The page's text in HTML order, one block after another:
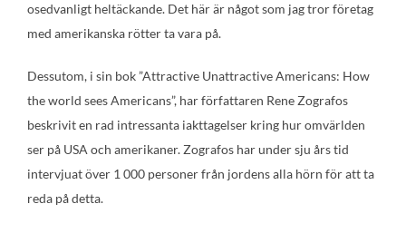
osedvanligt heltäckande. Det här är något som jag tror företag
med amerikanska rötter ta vara på.
Dessutom, i sin bok ”Attractive Unattractive Americans: How
the world sees Americans”, har författaren Rene Zografos
beskrivit en rad intressanta iakttagelser kring hur omvärlden
ser på USA och amerikaner. Zografos har under sju års tid
intervjuat över 1 000 personer från jordens alla hörn för att ta
reda på detta.